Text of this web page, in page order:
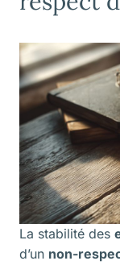
La stabilité des
d’un non-